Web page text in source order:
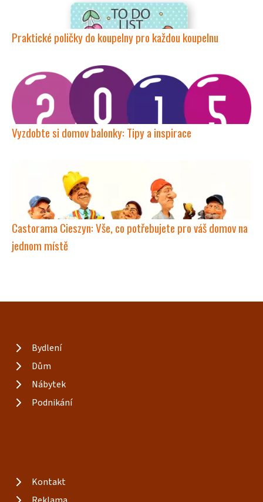
Praktické poličky do koupelny pro každou koupelnu
Vyzdobte si domov balonky: Tipy a inspirace
Castorama Cieszyn: Vše, co potřebujete pro váš domov na
jednom místě
Bydlení
Dům
Nábytek
Podnikání
Kontakt